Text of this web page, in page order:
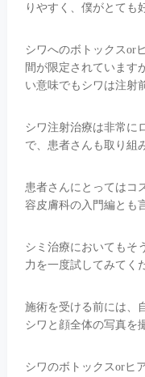
りやすく、僕がとても
シワへのボトックスor
間が限定されています
い意味でもシワは注射
シワ注射治療は非常に
で、患者さんも取り組
患者さんにとってはコ
容皮膚科の入門編とも
シミ治療においてもそ
力を一度試してみてく
施術を受ける前には、
シワと顔全体の写真を
シワのボトックスorヒ